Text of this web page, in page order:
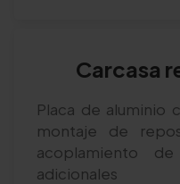
Carcasa
Placa de aluminio
montaje de
acoplamiento
adicionales